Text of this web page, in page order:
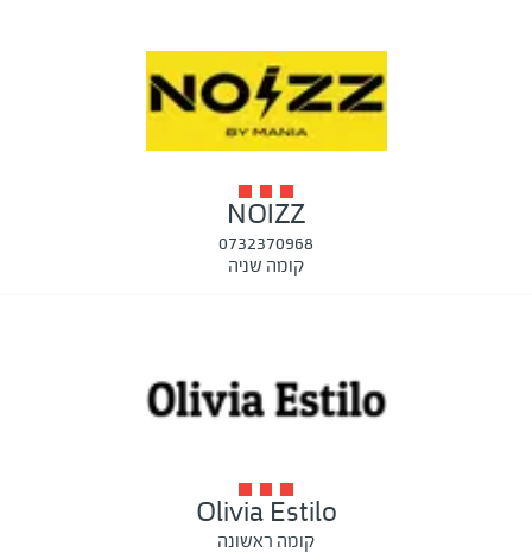
NOIZZ
0732370968
קומה שניה
Olivia Estilo
קומה ראשונה